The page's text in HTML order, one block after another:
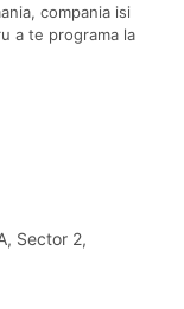
compania isi
a te programa la
Sector 2,